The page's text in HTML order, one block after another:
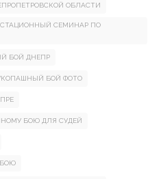
ОБЛАСТИ
СЕМИНАР ПО
БОЙ ДНЕПР
БОЙ ФОТО
БОЮ ДЛЯ СУДЕЙ